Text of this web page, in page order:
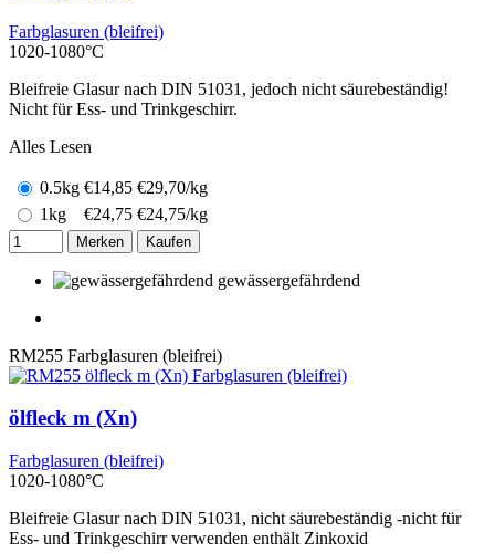
Farbglasuren (bleifrei)
1020-1080°C
Bleifreie Glasur nach DIN 51031, jedoch nicht säurebeständig!
Nicht für Ess- und Trinkgeschirr.
Alles Lesen
0.5kg €14,85 €29,70/kg
1kg
€24,75 €24,75/kg
Merken Kaufen
gewässergefährdend
RM255 Farbglasuren (bleifrei)
ölfleck m (Xn)
Farbglasuren (bleifrei)
1020-1080°C
Bleifreie Glasur nach DIN 51031, nicht säurebeständig -nicht für
Ess- und Trinkgeschirr verwenden enthält Zinkoxid